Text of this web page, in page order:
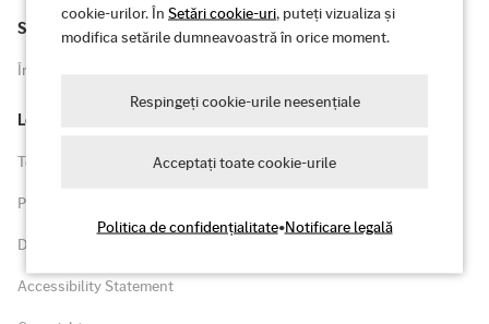
Suport
Întrebări frecvente și suport
Legal
Termeni și condiții
Politica de confidențialitate
Despre acest site web
Accessibility Statement
cookie-urilor. În Setări cookie-uri, puteți vizualiza și
modifica setările dumneavoastră în orice moment.
Respingeți cookie-urile neesențiale
Acceptați toate cookie-urile
Politica de confidențialitate•Notificare legală